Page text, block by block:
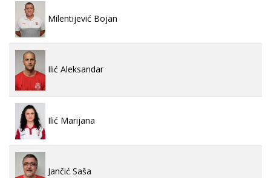
Milentijević Bojan
Ilić Aleksandar
Ilić Marijana
Jančić Saša